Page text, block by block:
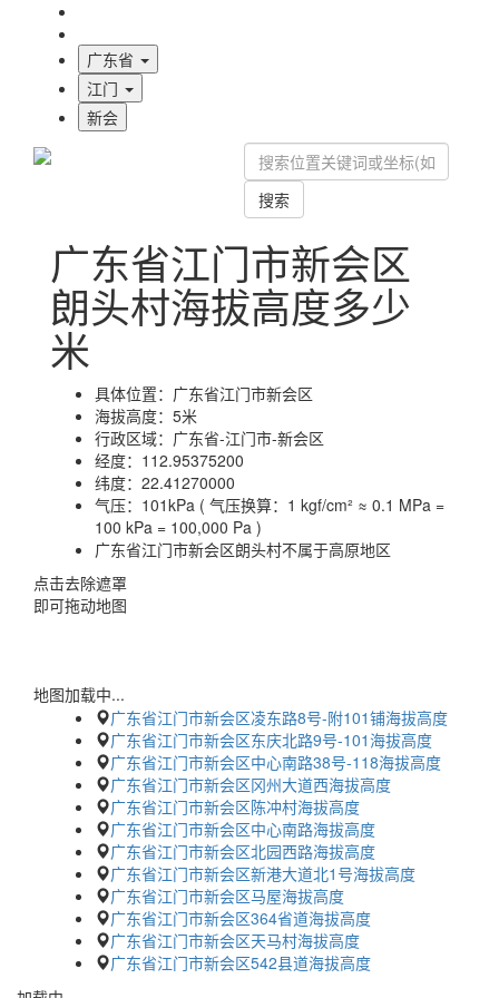
广东省
江门
新会
搜索
广东省江门市新会区
朗头村海拔高度多少
米
具体位置： 广东省江门市新会区
海拔高度： 5米
行政区域： 广东省-江门市-新会区
经度： 112.95375200
纬度： 22.41270000
气压： 101kPa ( 气压换算：1 kgf/cm² ≈ 0.1 MPa =
100 kPa = 100,000 Pa )
广东省江门市新会区朗头村不属于高原地区
点击去除遮罩
即可拖动地图
地图加载中...
广东省江门市新会区凌东路8号-附101铺海拔高度
广东省江门市新会区东庆北路9号-101海拔高度
广东省江门市新会区中心南路38号-118海拔高度
广东省江门市新会区冈州大道西海拔高度
广东省江门市新会区陈冲村海拔高度
广东省江门市新会区中心南路海拔高度
广东省江门市新会区北园西路海拔高度
广东省江门市新会区新港大道北1号海拔高度
广东省江门市新会区马屋海拔高度
广东省江门市新会区364省道海拔高度
广东省江门市新会区天马村海拔高度
广东省江门市新会区542县道海拔高度